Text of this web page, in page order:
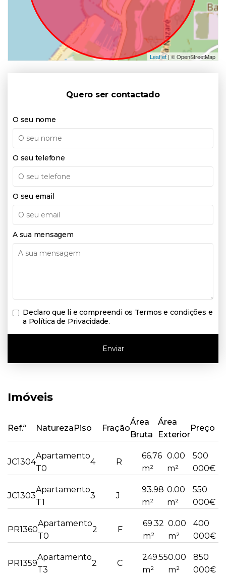
Leaflet| © OpenStreetMap
Quero ser contactado
O seu nome
O seu telefone
O seu email
A sua mensagem
Declaro que li e compreendi os Termos e condições e
a Política de Privacidade.
Enviar
Imóveis
Ref.ª NaturezaPiso Fração
Área
Bruta
Área
Exterior
Preço
JC1304
Apartamento
T0
4 R
66.76
m²
0.00
m²
500
000€
JC1303
Apartamento
T1
3 J
93.98
m²
0.00
m²
550
000€
PR1360
Apartamento
T0
2 F
69.32
m²
0.00
m²
400
000€
PR1359
Apartamento
T3
2 C
249.55
m²
0.00
m²
850
000€